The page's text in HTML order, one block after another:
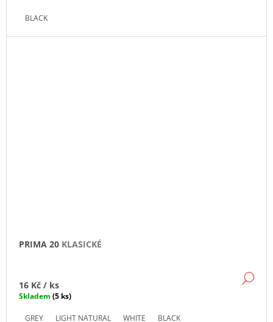
BLACK
PRIMA 20 KLASICKÉ
16 Kč / ks
Skladem (5 ks)
GREY LIGHT NATURAL WHITE BLACK